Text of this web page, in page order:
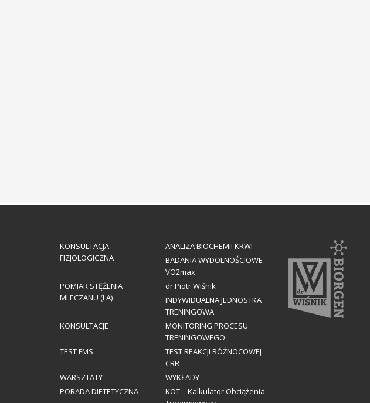
KONSULTACJA
FIZJOLOGICZNA
ANALIZA BIOCHEMII KRWI
BADANIA WYDOLNOŚCIOWE
VO2max
POMIAR STĘŻENIA
MLECZANU (LA)
dr Piotr Wiśnik
INDYWIDUALNA JEDNOSTKA
TRENINGOWA
KONSULTACJE
MONITORING PROCESU
TRENINGOWEGO
TEST FMS
TEST REAKCJI RÓŻNOCOWEJ
CRR
WARSZTATY
WYKŁADY
PORADA DIETETYCZNA
KOT – Kalkulator Obciążenia